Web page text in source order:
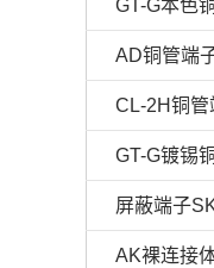
AD铜管端
CL-2H铜管
屏蔽端子
AK裸连接